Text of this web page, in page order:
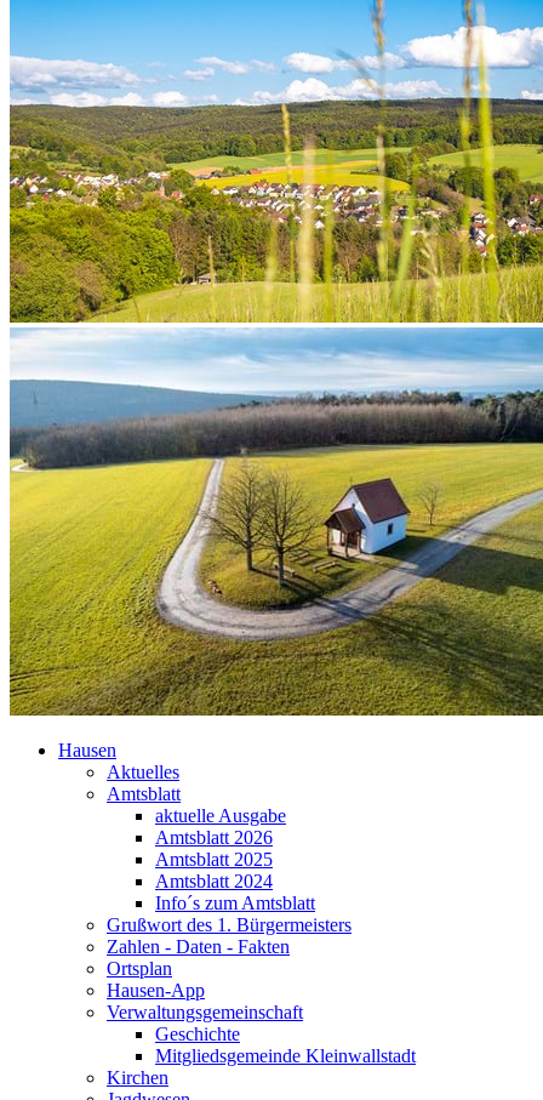
Hausen
Aktuelles
Amtsblatt
aktuelle Ausgabe
Amtsblatt 2026
Amtsblatt 2025
Amtsblatt 2024
Info´s zum Amtsblatt
Grußwort des 1. Bürgermeisters
Zahlen - Daten - Fakten
Ortsplan
Hausen-App
Verwaltungsgemeinschaft
Geschichte
Mitgliedsgemeinde Kleinwallstadt
Kirchen